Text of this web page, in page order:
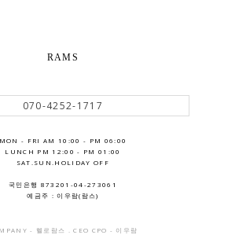
RAMS
070-4252-1717
MON - FRI AM 10:00 - PM 06:00
LUNCH PM 12:00 - PM 01:00
SAT.SUN.HOLIDAY OFF
국민은행 873201-04-273061
예금주 : 이우람(람스)
- 헬로람스 . CEO CPO - 이우람